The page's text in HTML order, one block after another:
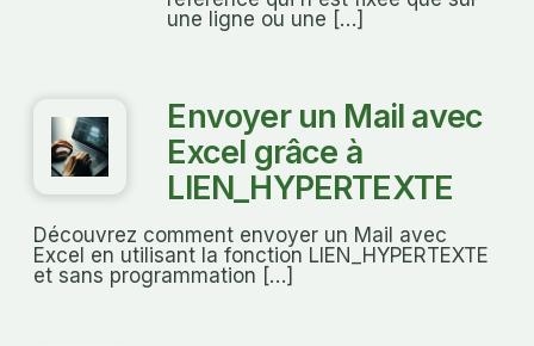
une ligne ou une […]
Envoyer un Mail avec
Excel grâce à
LIEN_HYPERTEXTE
Découvrez comment envoyer un Mail avec
Excel en utilisant la fonction LIEN_HYPERTEXTE
et sans programmation […]